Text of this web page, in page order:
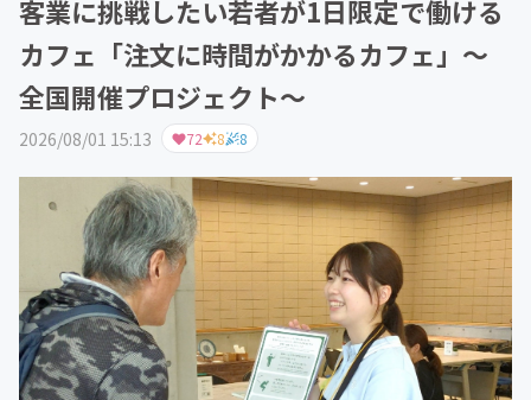
客業に挑戦したい若者が1日限定で働ける
カフェ「注文に時間がかかるカフェ」～
全国開催プロジェクト～
2026/08/01 15:13 72 8 8